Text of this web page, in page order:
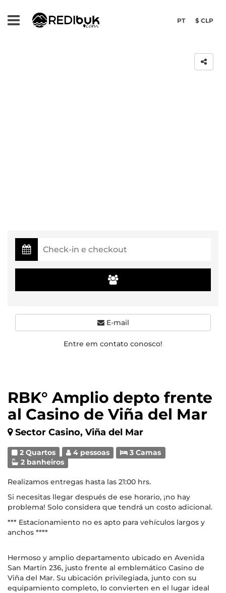
PT $ CLP
RBK° Amplio depto frente
al Casino de Viña del Mar
Sector Casino, Viña del Mar
2 Quartos 4 pessoas
3 Camas
2 banheiros
Realizamos entregas hasta las 21:00 hrs.
Si necesitas llegar después de ese horario, ¡no hay
problema! Solo considera que tendrá un costo adicional.
*** Estacionamiento no es apto para vehículos largos y
anchos ****
Hermoso y amplio departamento ubicado en Avenida
San Martín 236, justo frente al emblemático Casino de
Viña del Mar. Su ubicación privilegiada, junto con su
equipamiento completo, lo convierten en el lugar ideal
E-mail
Entre em contato conosco!